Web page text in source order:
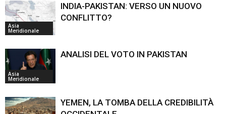
Asia
Meridionale
INDIA-PAKISTAN: VERSO UN NUOVO
CONFLITTO?
Asia
Meridionale
ANALISI DEL VOTO IN PAKISTAN
YEMEN, LA TOMBA DELLA CREDIBILITÀ